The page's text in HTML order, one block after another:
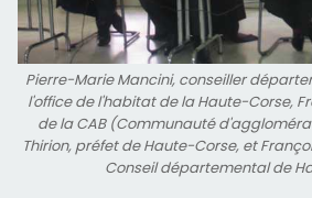
Pierre-Marie Mancini, conseiller
l'office de l'habitat de la Haute-Corse,
de la CAB (Communauté
Thirion, préfet de Haute-Corse, et
Conseil départemental de